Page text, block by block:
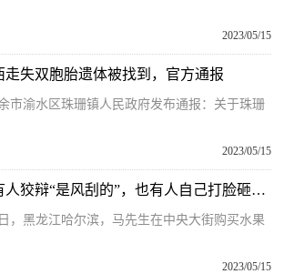
2023/05/15
走失双胞胎遗体被找到，官方通报
市渝水区珠珊镇人民政府发布通报：关于珠珊
2023/05/15
商户缺斤少两，有人狡辩“是风刮的”，也有人自己打脸砸掉旧秤表决心
，黑龙江哈尔滨，马先生在中央大街购买水果
2023/05/15